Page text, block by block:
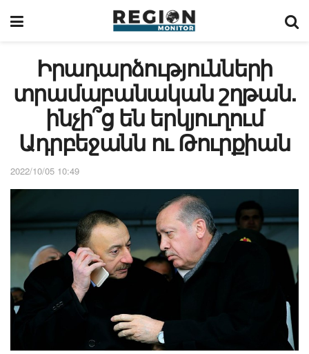
Իրադարձությունների
տրամաբանական շղթան.
ինչի՞ց են երկյուղում
Ադրբեջանն ու Թուրքիան
2022/10/05 10:49